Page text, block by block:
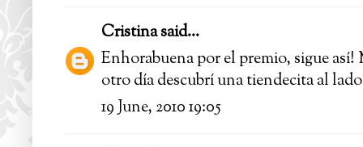
Cristinasaid...
Enhorabuena por el premio, sigue
otro día descubrí una tiendecita al
19 June, 2010 19:05